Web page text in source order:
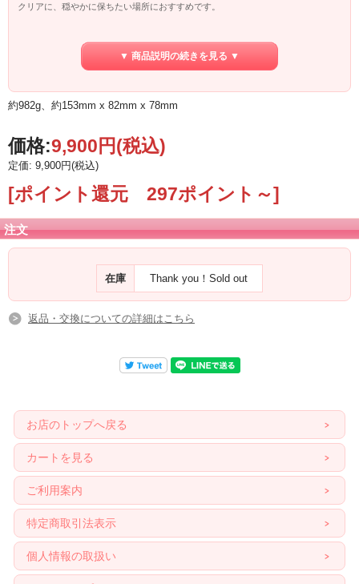
クリアに、穏やかに保ちたい場所におすすめです。
静けさと共に、高次のバイブレーションを持ち、
ヒーラーを中心にとても人気の高い石です。
また、癒しのエネルギーも抜群で、感情をコントロールし、
落ち着きと安らぎをもたらすでしょう。
頑固さを和らげ、柔軟で素直な気持ちにさせてくれる働きもあります。
強力に場を浄化してくれる石でもあります。
▼ 商品説明の続きを見る ▼
約982g、約153mm x 82mm x 78mm
価格:9,900円(税込)
定価: 9,900円(税込)
[ポイント還元 297ポイント～]
注文
在庫 Thank you！Sold out
返品・交換についての詳細はこちら
お店のトップへ戻る
カートを見る
ご利用案内
特定商取引法表示
個人情報の取扱い